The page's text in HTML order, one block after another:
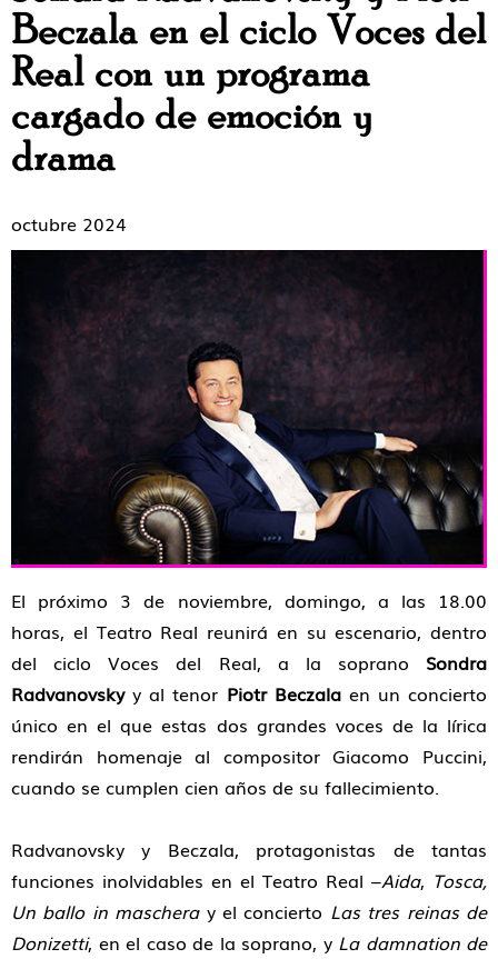
Beczala en el ciclo Voces del
Real con un programa
cargado de emoción y
drama
octubre 2024
El próximo 3 de noviembre, domingo, a las 18.00
horas, el Teatro Real reunirá en su escenario, dentro
del ciclo Voces del Real, a la soprano Sondra
Radvanovskyy al tenor Piotr Beczala en un concierto
único en el que estas dos grandes voces de la lírica
rendirán homenaje al compositor Giacomo Puccini,
cuando se cumplen cien años de su fallecimiento.
Radvanovsky y Beczala, protagonistas de tantas
funciones inolvidables en el Teatro Real –Aida, Tosca,
Un ballo in mascheray el concierto Las tres reinas de
Donizetti, en el caso de la soprano, y La damnation de